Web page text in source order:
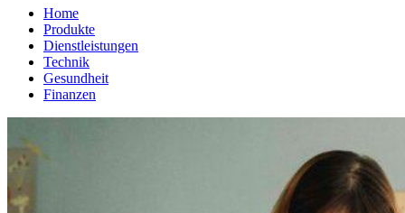
Home
Produkte
Dienstleistungen
Technik
Gesundheit
Finanzen